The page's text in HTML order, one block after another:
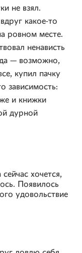
не взял.
какое-то
ровном месте.
ненависть
— возможно,
купил пачку
зависимость:
и книжки
дурной
хочется,
Появилось
удовольствие